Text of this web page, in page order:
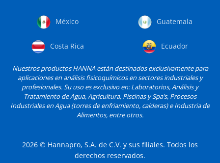
México Guatemala
Costa Rica Ecuador
Nuestros productos HANNA están destinados exclusivamente para
aplicaciones en análisis fisicoquímicos en sectores industriales y
profesionales. Su uso es exclusivo en: Laboratorios, Análisis y
Tratamiento de Agua, Agricultura, Piscinas y Spa’s, Procesos
Industriales en Agua (torres de enfriamiento, calderas) e Industria de
Alimentos, entre otros.
2026 © Hannapro, S.A. de C.V. y sus filiales. Todos los
derechos reservados.